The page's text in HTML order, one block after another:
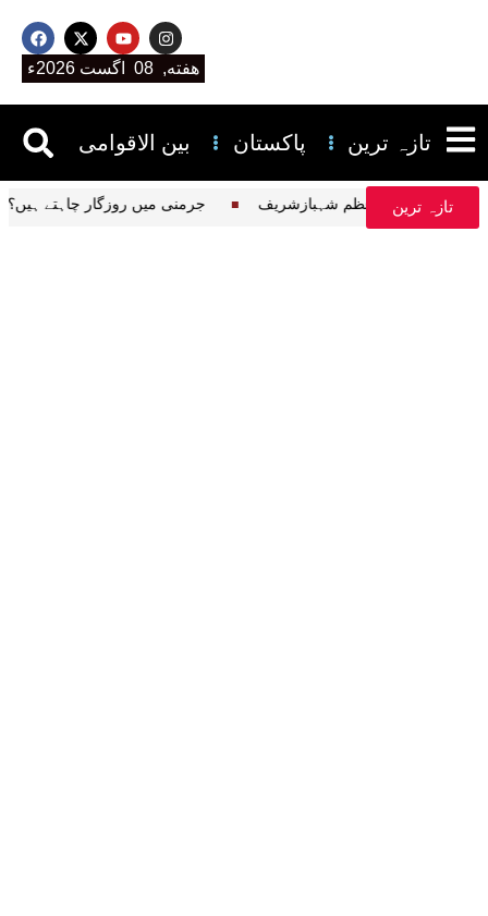
هفته, 08 اگست 2026ء
بین الاقوامی پاکستان تازہ ترین
تازہ ترین جرمنی میں روزگار چاہتے میں ہے، وزیراعظم شہبازشریف